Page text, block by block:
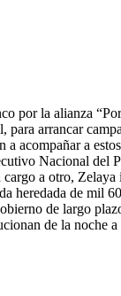
por la alianza
arrancar
a
Nacional
a otro,
de mil
de largo
de la noche